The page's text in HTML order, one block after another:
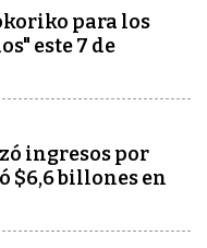
para los
este 7 de
ingresos por
$6,6 billones en